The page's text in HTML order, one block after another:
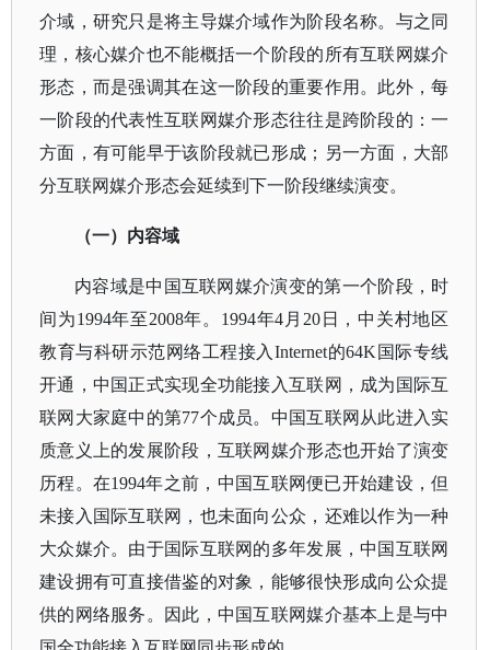
介域，研究只是将主导媒介域作为阶段名称。与之同
理，核心媒介也不能概括一个阶段的所有互联网媒介
形态，而是强调其在这一阶段的重要作用。此外，每
一阶段的代表性互联网媒介形态往往是跨阶段的：一
方面，有可能早于该阶段就已形成；另一方面，大部
分互联网媒介形态会延续到下一阶段继续演变。
（一）内容域
内容域是中国互联网媒介演变的第一个阶段，时
间为1994年至2008年。1994年4月20日，中关村地区
教育与科研示范网络工程接入Internet的64K国际专线
开通，中国正式实现全功能接入互联网，成为国际互
联网大家庭中的第77个成员。中国互联网从此进入实
质意义上的发展阶段，互联网媒介形态也开始了演变
历程。在1994年之前，中国互联网便已开始建设，但
未接入国际互联网，也未面向公众，还难以作为一种
大众媒介。由于国际互联网的多年发展，中国互联网
建设拥有可直接借鉴的对象，能够很快形成向公众提
供的网络服务。因此，中国互联网媒介基本上是与中